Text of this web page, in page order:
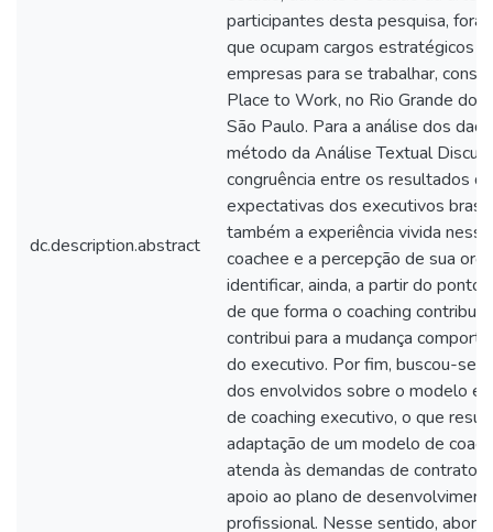
dc.description.abstract
participantes desta pesquisa,
que ocupam cargos estratégicos
empresas para se trabalhar,
Place to Work, no Rio Grande do
São Paulo. Para a análise dos
método da Análise Textual
congruência entre os resultados
expectativas dos executivos
também a experiência vivida
coachee e a percepção de sua
identificar, ainda, a partir do ponto
de que forma o coaching contribui
contribui para a mudança
do executivo. Por fim, buscou-se
dos envolvidos sobre o modelo
de coaching executivo, o que
adaptação de um modelo de
atenda às demandas de contratos
apoio ao plano de
profissional. Nesse sentido,